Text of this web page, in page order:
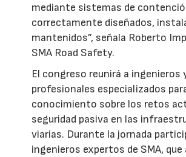
mediante sistemas de
correctamente diseñados,
mantenidos”, señala Roberto
SMA Road Safety.
El congreso reunirá a ingenieros
profesionales especializados
conocimiento sobre los retos
seguridad pasiva en las
viarias. Durante la jornada
ingenieros expertos de SMA, que